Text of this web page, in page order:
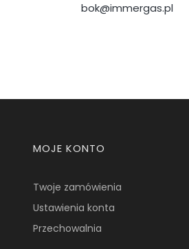
bok@immergas.pl
Linki w stopce
MOJE KONTO
Twoje zamówienia
Ustawienia konta
Przechowalnia